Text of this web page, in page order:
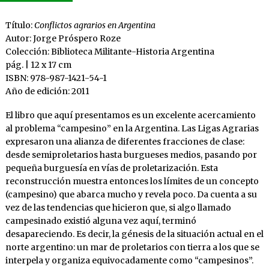
Título:Conflictos agrarios en Argentina
Autor: Jorge Próspero Roze
Colección: Biblioteca Militante-Historia Argentina
pág. | 12 x 17 cm
ISBN: 978-987-1421-54-1
Año de edición: 2011
El libro que aquí presentamos es un excelente acercamiento
al problema “campesino” en la Argentina. Las Ligas Agrarias
expresaron una alianza de diferentes fracciones de clase:
desde semiproletarios hasta burgueses medios, pasando por
pequeña burguesía en vías de proletarización. Esta
reconstrucción muestra entonces los límites de un concepto
(campesino) que abarca mucho y revela poco. Da cuenta a su
vez de las tendencias que hicieron que, si algo llamado
campesinado existió alguna vez aquí, terminó
desapareciendo. Es decir, la génesis de la situación actual en el
norte argentino: un mar de proletarios con tierra a los que se
interpela y organiza equivocadamente como “campesinos”.